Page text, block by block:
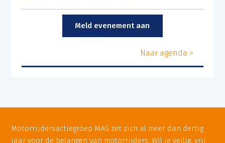
Meld evenement aan
Naar agenda >
Motorrijdersactiegroep MAG zet zich al meer dan dertig
jaar voor de belangen van motorrijders. Wil je veilig, vrij